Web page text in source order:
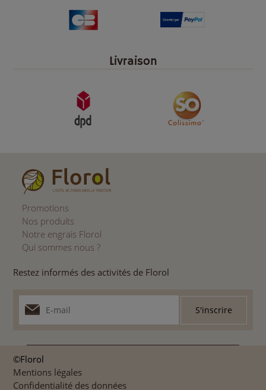
Livraison
Promotions
Nos produits
Notre engrais Florol
Qui sommes nous ?
Restez informés des activités de Florol
©Florol
Mentions légales
Confidentialité des données